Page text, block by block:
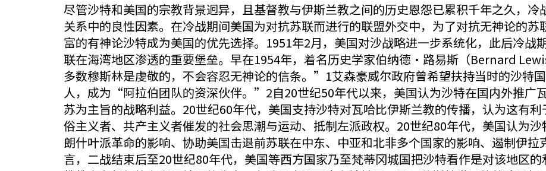
尽管沙特和美国的宗教背景迥异，且基督教与伊斯兰教之间的历史恩怨已累积千年之久，
关系中的良性因素。在冷战期间美国为对抗苏联而进行的联盟外交中，为了对抗无神论的
富的有神论沙特成为美国的优先选择。1951年2月，美国对沙战略进一步系统化，此后冷战
联在海湾地区渗透的重要堡垒。早在1954年，着名历史学家伯纳德·路易斯（Bernard
多数穆斯林是虔敬的，不会容忍无神论的信条。”1艾森豪威尔政府曾希望扶持当时的沙特
人，成为“阿拉伯团队的资深伙伴。”2自20世纪50年代以来，美国认为沙特在国内外推广
苏为主旨的战略利益。20世纪60年代，美国支持沙特对瓦哈比伊斯兰教的传播，认为这有
俗主义者、共产主义者催发的社会思潮与运动、抵制左派政权。20世纪80年代，美国认为
朗什叶派革命的影响、协助美国击退前苏联在中东、中亚和北非多个国家的影响、遏制伊
言，二战结束后至20世纪80年代，美国等西方国家乃至梵蒂冈城国把沙特看作是对该地区